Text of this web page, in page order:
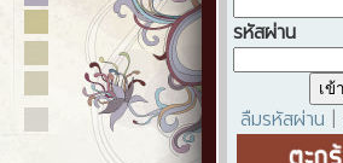
รหัสผ่าน
ลืมรหัสผ่าน